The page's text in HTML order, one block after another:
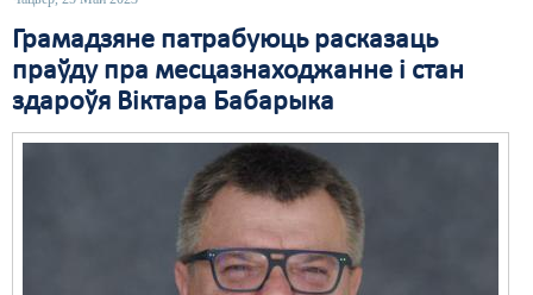
Грамадзяне патрабуюць расказаць
праўду пра месцазнаходжанне і стан
здароўя Віктара Бабарыка